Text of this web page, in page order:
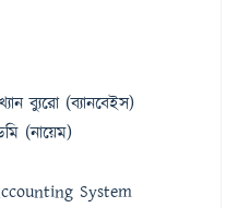
ব্যুরো (ব্যানবেইস)
(নায়েম)
System